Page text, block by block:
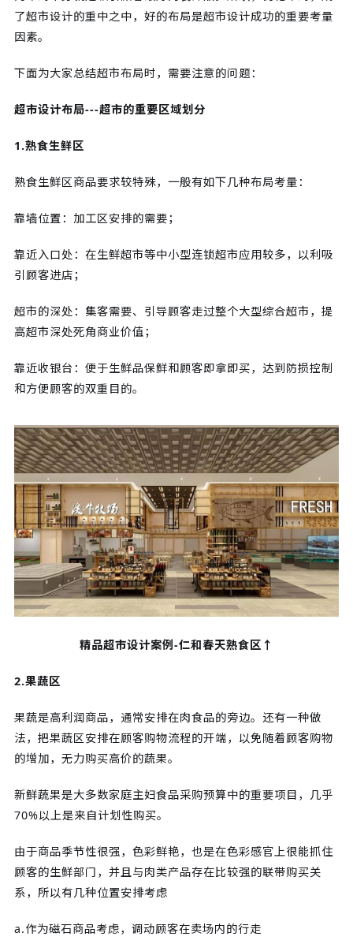
了超市设计的重中之中，好的布局是超市设计成功的重要考量
因素。
下面为大家总结超市布局时，需要注意的问题：
超市设计布局---超市的重要区域划分
1.熟食生鲜区
熟食生鲜区商品要求较特殊，一般有如下几种布局考量：
靠墙位置：加工区安排的需要；
靠近入口处：在生鲜超市等中小型连锁超市应用较多，以利吸
引顾客进店；
超市的深处：集客需要、引导顾客走过整个大型综合超市，提
高超市深处死角商业价值；
靠近收银台：便于生鲜品保鲜和顾客即拿即买，达到防损控制
和方便顾客的双重目的。
精品超市设计案例-仁和春天熟食区↑
2.果蔬区
果蔬是高利润商品，通常安排在肉食品的旁边。还有一种做
法，把果蔬区安排在顾客购物流程的开端，以免随着顾客购物
的增加，无力购买高价的蔬果。
新鲜蔬果是大多数家庭主妇食品采购预算中的重要项目，几乎
70%以上是来自计划性购买。
由于商品季节性很强，色彩鲜艳，也是在色彩感官上很能抓住
顾客的生鲜部门，并且与肉类产品存在比较强的联带购买关
系，所以有几种位置安排考虑
a.作为磁石商品考虑，调动顾客在卖场内的行走